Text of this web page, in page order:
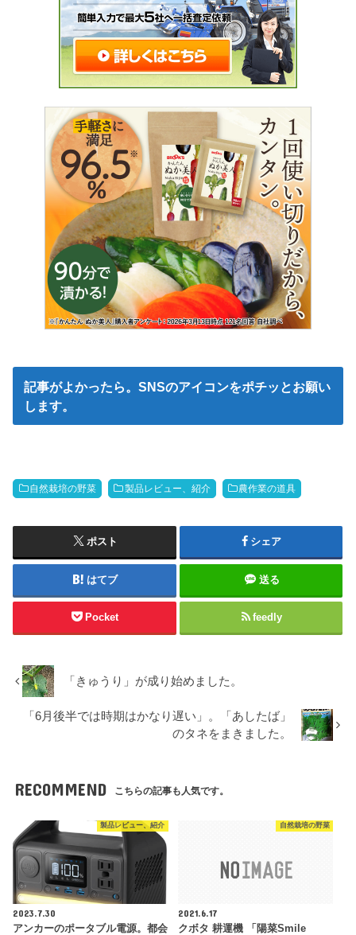
記事がよかったら。SNSのアイコンをポチッとお願い
します。
自然栽培の野菜 製品レビュー、紹介 農作業の道具
ポスト シェア
はてブ 送る
Pocket feedly
「きゅうり」が成り始めました。
「6月後半では時期はかなり遅い」。「あしたば」
のタネをまきました。
RECOMMEND こちらの記事も人気です。
製品レビュー、紹介
2023.7.30
アンカーのポータブル電源。都会
自然栽培の野菜
2021.6.17
クボタ 耕運機 「陽菜Smile